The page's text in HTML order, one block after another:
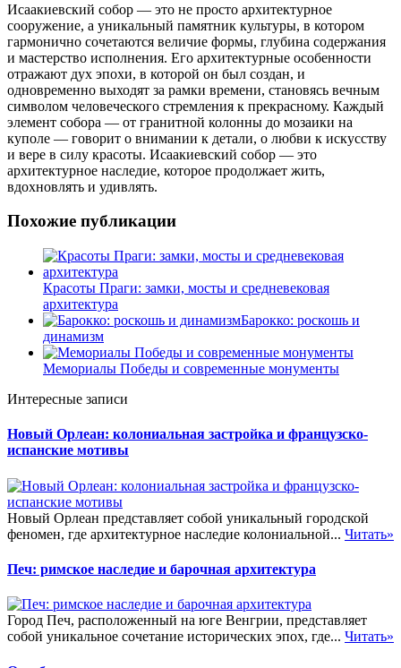
Исаакиевский собор — это не просто архитектурное
сооружение, а уникальный памятник культуры, в котором
гармонично сочетаются величие формы, глубина содержания
и мастерство исполнения. Его архитектурные особенности
отражают дух эпохи, в которой он был создан, и
одновременно выходят за рамки времени, становясь вечным
символом человеческого стремления к прекрасному. Каждый
элемент собора — от гранитной колонны до мозаики на
куполе — говорит о внимании к детали, о любви к искусству
и вере в силу красоты. Исаакиевский собор — это
архитектурное наследие, которое продолжает жить,
вдохновлять и удивлять.
Похожие публикации
Красоты Праги: замки, мосты и средневековая
архитектура
Барокко: роскошь и
динамизм
Мемориалы Победы и современные монументы
Интересные записи
Новый Орлеан: колониальная застройка и французско-
испанские мотивы
Новый Орлеан представляет собой уникальный городской
феномен, где архитектурное наследие колониальной... Читать»
Печ: римское наследие и барочная архитектура
Город Печ, расположенный на юге Венгрии, представляет
собой уникальное сочетание исторических эпох, где... Читать»